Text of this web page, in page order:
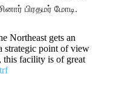
பிரதமர் மோடி.
Northeast gets an
strategic point of view
this facility is of great